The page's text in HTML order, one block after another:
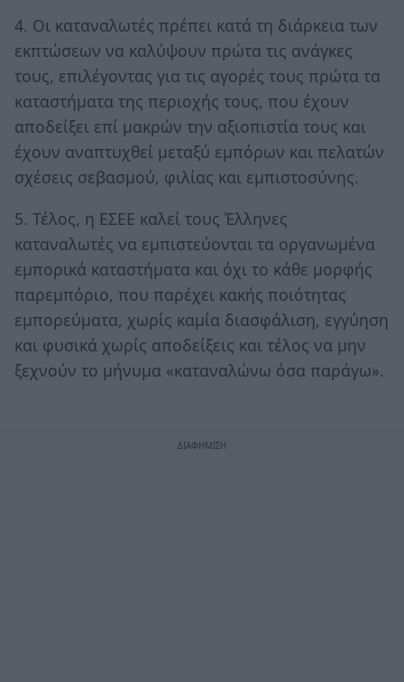
4. Οι καταναλωτές πρέπει κατά τη διάρκεια των
εκπτώσεων να καλύψουν πρώτα τις ανάγκες
τους, επιλέγοντας για τις αγορές τους πρώτα τα
καταστήματα της περιοχής τους, που έχουν
αποδείξει επί μακρών την αξιοπιστία τους και
έχουν αναπτυχθεί μεταξύ εμπόρων και πελατών
σχέσεις σεβασμού, φιλίας και εμπιστοσύνης.
5. Τέλος, η ΕΣΕΕ καλεί τους Έλληνες
καταναλωτές να εμπιστεύονται τα οργανωμένα
εμπορικά καταστήματα και όχι το κάθε μορφής
παρεμπόριο, που παρέχει κακής ποιότητας
εμπορεύματα, χωρίς καμία διασφάλιση, εγγύηση
και φυσικά χωρίς αποδείξεις και τέλος να μην
ξεχνούν το μήνυμα «καταναλώνω όσα παράγω».